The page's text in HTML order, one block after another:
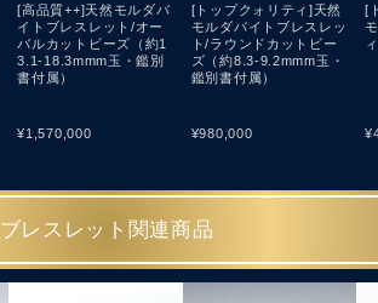
[高品質++]天然モルダバ
イトブレスレット/オー
バルカットビーズ（約1
3.1-18.3mmm玉・鑑別
書付属）
¥1,570,000
[トップクォリティ]天然
モルダバイトブレスレッ
ト/ラウンドカットビー
ズ（約8.3-9.2mmm玉・
鑑別書付属）
¥980,000
[
¥
ブレスレット関連商品